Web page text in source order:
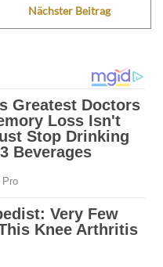
Nächster Beitrag